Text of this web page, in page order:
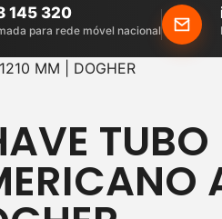
145 320
para rede móvel nacional
MM | DOGHER